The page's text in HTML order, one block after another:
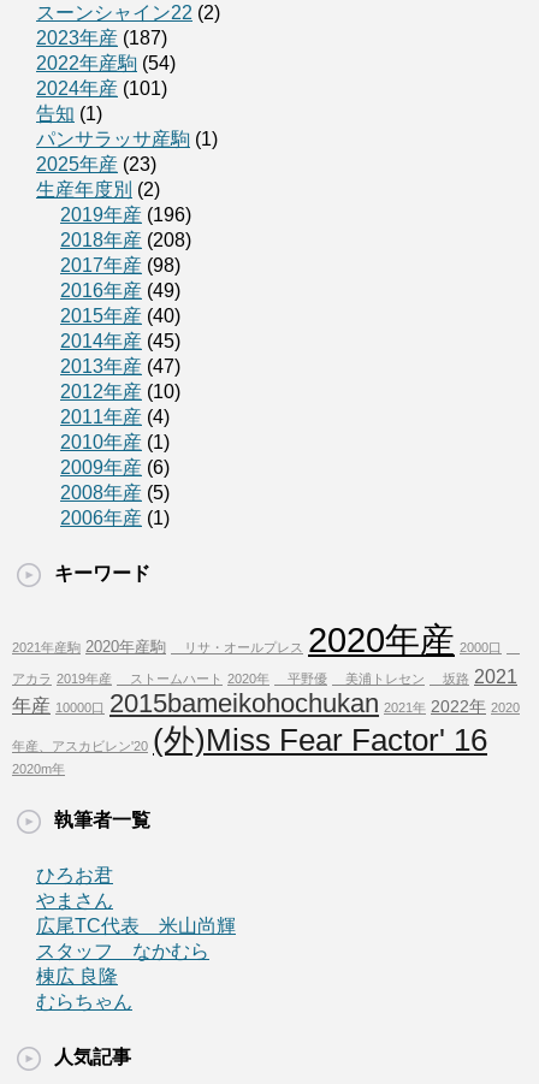
スーンシャイン22 (2)
2023年産 (187)
2022年産駒 (54)
2024年産 (101)
告知 (1)
パンサラッサ産駒 (1)
2025年産 (23)
生産年度別 (2)
2019年産 (196)
2018年産 (208)
2017年産 (98)
2016年産 (49)
2015年産 (40)
2014年産 (45)
2013年産 (47)
2012年産 (10)
2011年産 (4)
2010年産 (1)
2009年産 (6)
2008年産 (5)
2006年産 (1)
キーワード
2021年産駒 2020年産駒 リサ・オールプレス 2020年産 2000口
アカラ 2019年産 ストームハート 2020年 平野優 美浦トレセン 坂路 2021
年産 10000口 2015bameikohochukan 2021年 2022年 2020
年産、アスカビレン'20 (外)Miss Fear Factor' 16
2020m年
執筆者一覧
ひろお君
やまさん
広尾TC代表 米山尚輝
スタッフ なかむら
棟広 良隆
むらちゃん
人気記事